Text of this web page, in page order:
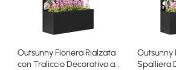
Outsunny Fioriera Rialzata
con Traliccio Decorativo a
Outsunny
Spalliera